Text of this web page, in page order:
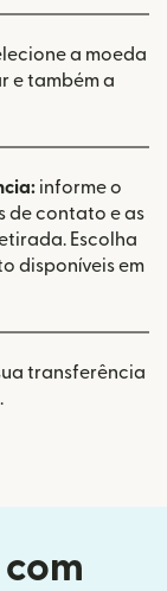
a moeda
e também a
informe o
de contato e as
Escolha
disponíveis em
transferência